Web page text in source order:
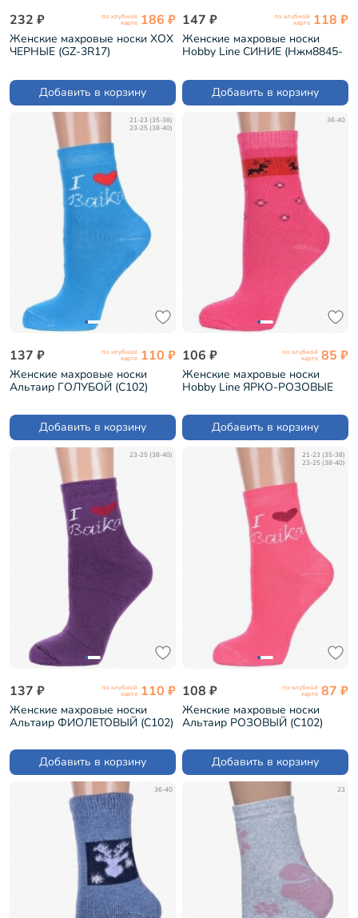
232 ₽ по клубной
карте 186 ₽
Женские махровые носки ХОХ
ЧЕРНЫЕ (GZ-3R17)
Добавить в корзину
147 ₽ по клубной
карте 118 ₽
Женские махровые носки
Hobby Line СИНИЕ (Нжм8845-
Добавить в корзину
21-23 (35-38)
23-25 (38-40)
137 ₽ по клубной
карте 110 ₽
Женские махровые носки
Альтаир ГОЛУБОЙ (С102)
Добавить в корзину
36-40
106 ₽ по клубной
карте 85 ₽
Женские махровые носки
Hobby Line ЯРКО-РОЗОВЫЕ
Добавить в корзину
23-25 (38-40)
137 ₽ по клубной
карте 110 ₽
Женские махровые носки
Альтаир ФИОЛЕТОВЫЙ (С102)
Добавить в корзину
21-23 (35-38)
23-25 (38-40)
108 ₽ по клубной
карте 87 ₽
Женские махровые носки
Альтаир РОЗОВЫЙ (С102)
Добавить в корзину
36-40 23